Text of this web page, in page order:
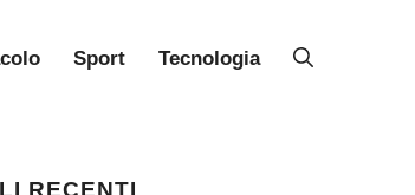
Sport Tecnologia
RECENTI